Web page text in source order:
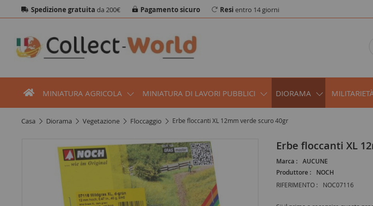
Spedizione gratuita da 200€ Pagamento sicuro Resi entro 14 giorni
MINIATURA AGRICOLA MINIATURA DI LAVORI PUBBLICI DIORAMA
casa diorama vegetazione floccaggio Erbe floccanti XL 12mm verde scuro 40gr
Erbe floccanti XL
Marca :
AUCUNE
Produttore :
NOCH
RIFERIMENTO : NOC07116